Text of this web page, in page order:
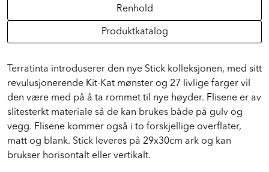
Renhold
Produktkatalog
Terratinta introduserer den nye Stick kolleksjonen, med sitt
revulusjonerende Kit-Kat mønster og 27 livlige farger vil
den være med på å ta rommet til nye høyder. Flisene er av
slitesterkt materiale så de kan brukes både på gulv og
vegg. Flisene kommer også i to forskjellige overflater,
matt og blank. Stick leveres på 29x30cm ark og kan
brukser horisontalt eller vertikalt.